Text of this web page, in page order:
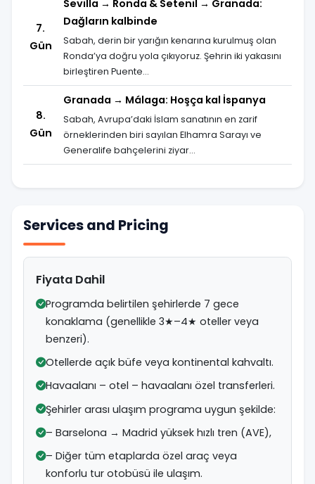
7.
Gün
Sevilla → Ronda & Setenil → Granada:
Dağların kalbinde
Sabah, derin bir yarığın kenarına kurulmuş olan
Ronda’ya doğru yola çıkıyoruz. Şehrin iki yakasını
birleştiren Puente...
8.
Gün
Granada → Málaga: Hoşça kal İspanya
Sabah, Avrupa’daki İslam sanatının en zarif
örneklerinden biri sayılan Elhamra Sarayı ve
Generalife bahçelerini ziyar...
Services and Pricing
Fiyata Dahil
Programda belirtilen şehirlerde 7 gece
konaklama (genellikle 3★–4★ oteller veya
benzeri).
Otellerde açık büfe veya kontinental kahvaltı.
Havaalanı – otel – havaalanı özel transferleri.
Şehirler arası ulaşım programa uygun şekilde:
– Barselona → Madrid yüksek hızlı tren (AVE),
– Diğer tüm etaplarda özel araç veya
konforlu tur otobüsü ile ulaşım.